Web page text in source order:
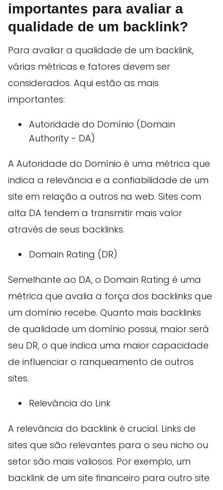
importantes para avaliar a
qualidade de um backlink?
Para avaliar a qualidade de um backlink,
várias métricas e fatores devem ser
considerados. Aqui estão as mais
importantes:
Autoridade do Domínio (Domain
Authority - DA)
A Autoridade do Domínio é uma métrica que
indica a relevância e a confiabilidade de um
site em relação a outros na web. Sites com
alta DA tendem a transmitir mais valor
através de seus backlinks.
Domain Rating (DR)
Semelhante ao DA, o Domain Rating é uma
métrica que avalia a força dos backlinks que
um domínio recebe. Quanto mais backlinks
de qualidade um domínio possui, maior será
seu DR, o que indica uma maior capacidade
de influenciar o ranqueamento de outros
sites.
Relevância do Link
A relevância do backlink é crucial. Links de
sites que são relevantes para o seu nicho ou
setor são mais valiosos. Por exemplo, um
backlink de um site financeiro para outro site